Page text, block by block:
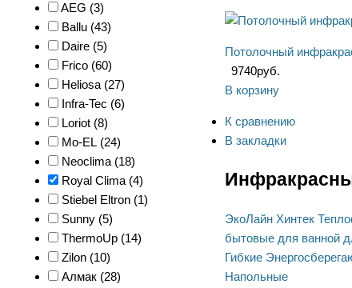
AEG (3)
Ballu (43)
Daire (5)
Frico (60)
Heliosa (27)
Infra-Tec (6)
Loriot (8)
Mo-EL (24)
Neoclima (18)
Royal Clima (4)
Stiebel Eltron (1)
Sunny (5)
ThermoUp (14)
Zilon (10)
Алмак (28)
Потолочный
9740руб.
В корзину
К сравнению
В закладки
ЭкоЛайн Хинтек
бытовые для ванной
Гибкие
Напольные